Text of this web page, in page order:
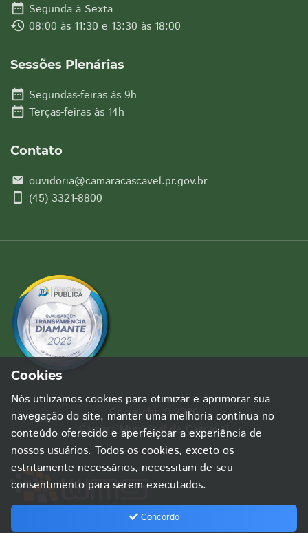
date_range Segunda à Sexta
history 08:00 às 11:30 e 13:30 às 18:00
Sessões Plenárias
date_range Segundas-feiras às 9h
date_range Terças-feiras às 14h
Contato
email ouvidoria@camaracascavel.pr.gov.br
smartphone (45) 3321-8800
Copyright © 2026
Câmara Municipal de Cascavel
Cookies
Nós utilizamos cookies para otimizar e aprimorar sua
navegação do site, manter uma melhoria contínua no
conteúdo oferecido e aperfeiçoar a experiência de
nossos usuários. Todos os cookies, exceto os
estritamente necessários, necessitam de seu
consentimento para serem executados.
Concordo